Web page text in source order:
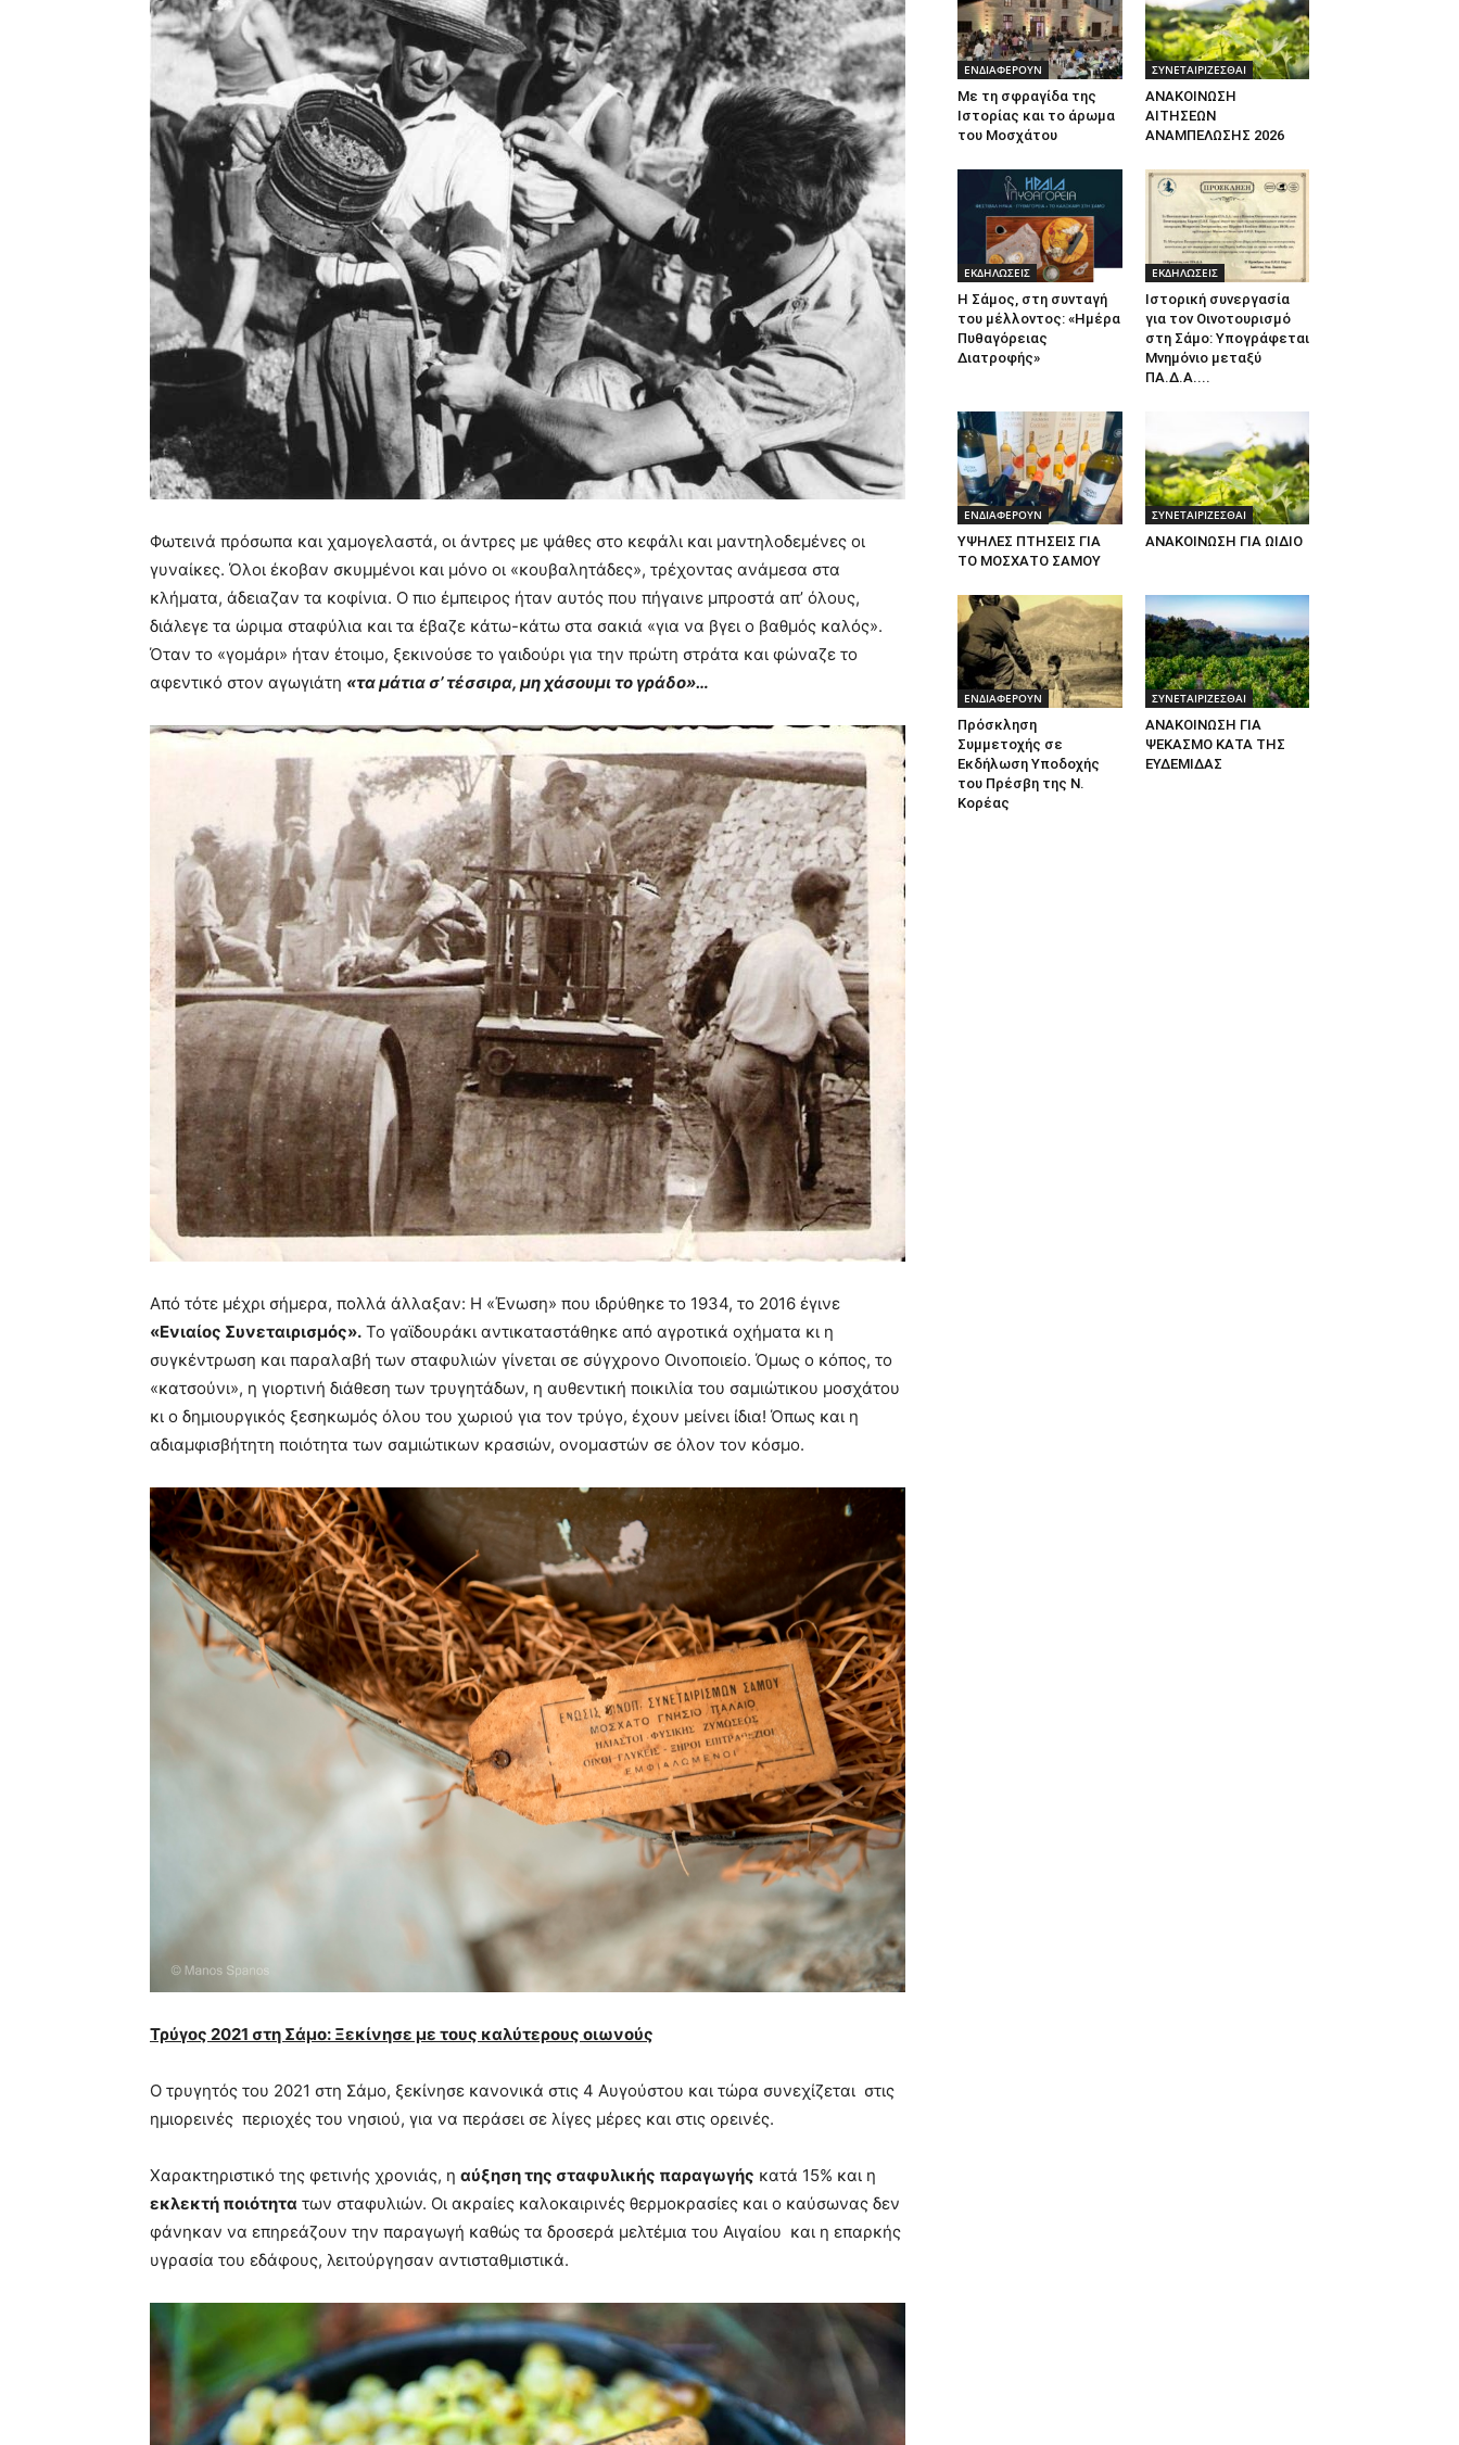
Φωτεινά πρόσωπα και χαμογελαστά, οι άντρες με ψάθες στο κεφάλι και μαντηλοδεμένες οι
γυναίκες. Όλοι έκοβαν σκυμμένοι και μόνο οι «κουβαλητάδες», τρέχοντας ανάμεσα στα
κλήματα, άδειαζαν τα κοφίνια. Ο πιο έμπειρος ήταν αυτός που πήγαινε μπροστά απ’ όλους,
διάλεγε τα ώριμα σταφύλια και τα έβαζε κάτω-κάτω στα σακιά «για να βγει ο βαθμός καλός».
Όταν το «γομάρι» ήταν έτοιμο, ξεκινούσε το γαιδούρι για την πρώτη στράτα και φώναζε το
αφεντικό στον αγωγιάτη «τα μάτια σ’ τέσσιρα, μη χάσουμι το γράδο»…
Από τότε μέχρι σήμερα, πολλά άλλαξαν: Η «Ένωση» που ιδρύθηκε το 1934, το 2016 έγινε
«Ενιαίος Συνεταιρισμός». Το γαϊδουράκι αντικαταστάθηκε από αγροτικά οχήματα κι η
συγκέντρωση και παραλαβή των σταφυλιών γίνεται σε σύγχρονο Οινοποιείο. Όμως ο κόπος, το
«κατσούνι», η γιορτινή διάθεση των τρυγητάδων, η αυθεντική ποικιλία του σαμιώτικου μοσχάτου
κι ο δημιουργικός ξεσηκωμός όλου του χωριού για τον τρύγο, έχουν μείνει ίδια! Όπως και η
αδιαμφισβήτητη ποιότητα των σαμιώτικων κρασιών, ονομαστών σε όλον τον κόσμο.
Τρύγος 2021 στη Σάμο: Ξεκίνησε με τους καλύτερους οιωνούς
Ο τρυγητός του 2021 στη Σάμο, ξεκίνησε κανονικά στις 4 Αυγούστου και τώρα συνεχίζεται στις
ημιορεινές περιοχές του νησιού, για να περάσει σε λίγες μέρες και στις ορεινές.
Χαρακτηριστικό της φετινής χρονιάς, η αύξηση της σταφυλικής παραγωγής κατά 15% και η
εκλεκτή ποιότητα των σταφυλιών. Οι ακραίες καλοκαιρινές θερμοκρασίες και ο καύσωνας δεν
φάνηκαν να επηρεάζουν την παραγωγή καθώς τα δροσερά μελτέμια του Αιγαίου και η επαρκής
υγρασία του εδάφους, λειτούργησαν αντισταθμιστικά.
ΕΝΔΙΑΦΕΡΟΥΝ
Με τη σφραγίδα της
Ιστορίας και το άρωμα
του Μοσχάτου
ΣΥΝΕΤΑΙΡΙΖΕΣΘΑΙ
ΑΝΑΚΟΙΝΩΣΗ
ΑΙΤΗΣΕΩΝ
ΑΝΑΜΠΕΛΩΣΗΣ 2026
ΕΚΔΗΛΩΣΕΙΣ
Η Σάμος, στη συνταγή
του μέλλοντος: «Ημέρα
Πυθαγόρειας
Διατροφής»
ΕΚΔΗΛΩΣΕΙΣ
Ιστορική συνεργασία
για τον Οινοτουρισμό
στη Σάμο: Υπογράφεται
Μνημόνιο μεταξύ
ΠΑ.Δ.Α....
ΕΝΔΙΑΦΕΡΟΥΝ
ΥΨΗΛΕΣ ΠΤΗΣΕΙΣ ΓΙΑ
ΤΟ ΜΟΣΧΑΤΟ ΣΑΜΟΥ
ΣΥΝΕΤΑΙΡΙΖΕΣΘΑΙ
ΑΝΑΚΟΙΝΩΣΗ ΓΙΑ ΩΙΔΙΟ
ΕΝΔΙΑΦΕΡΟΥΝ
Πρόσκληση
Συμμετοχής σε
Εκδήλωση Υποδοχής
του Πρέσβη της Ν.
Κορέας
ΣΥΝΕΤΑΙΡΙΖΕΣΘΑΙ
ΑΝΑΚΟΙΝΩΣΗ ΓΙΑ
ΨΕΚΑΣΜΟ ΚΑΤΑ ΤΗΣ
ΕΥΔΕΜΙΔΑΣ